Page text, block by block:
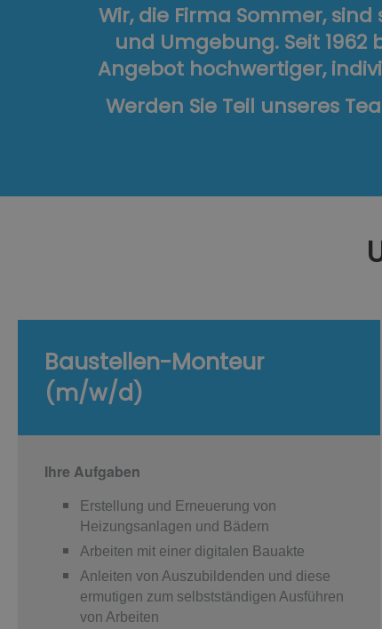
Wir, die Firma Sommer,
und Umgebung. Seit
Angebot hochwertiger,
Werden Sie Teil unseres
Baustellen-Monteur
(m/w/d)
Ihre Aufgaben
Erstellung und Erneuerung von
Heizungsanlagen und Bädern
Arbeiten mit einer digitalen Bauakte
Anleiten von Auszubildenden und diese
ermutigen zum selbstständigen Ausführen
von Arbeiten